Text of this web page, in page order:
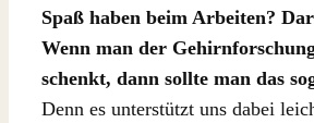
Spaß haben beim Arbeiten?
Wenn man der
schenkt, dann sollte man das
Denn es unterstützt uns dabei